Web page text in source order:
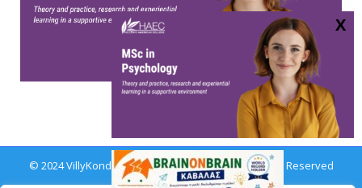
© 2024 VillyKondylidou.gr | Easy Learning · All Rights Reserved